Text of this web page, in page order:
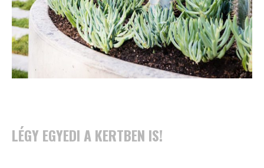
LÉGY EGYEDI A KERTBEN IS!